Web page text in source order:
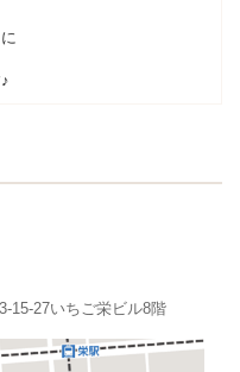
15-27いちご栄ビル8階